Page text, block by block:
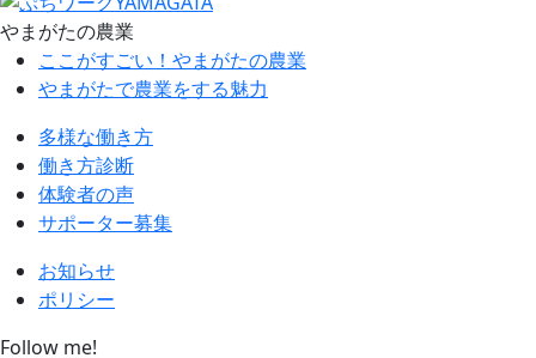
やまがたの農業
ここがすごい！やまがたの農業
やまがたで農業をする魅力
多様な働き方
働き方診断
体験者の声
サポーター募集
お知らせ
ポリシー
Follow me!